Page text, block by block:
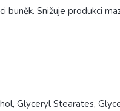
buněk. Snižuje produkci
Glyceryl Stearates,